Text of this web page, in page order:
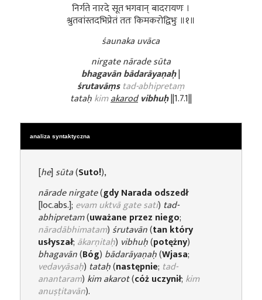
निर्गते नारदे सूत भगवान् बादरायणः ।
श्रुतवांस्तदभिप्रेतं ततः किमकरोद्विभुः ॥१॥
śaunaka uvāca
nirgate nārade sūta
bhagavānbādarāyaṇaḥ|
śrutavāṃstad-abhipretaṃ
tataḥkimakarod vibhuḥ||1.7.1||
analiza syntaktyczna
[he]sūta(Suto!),
nārade nirgate(gdy Narada odszedł
[loc.abs.]; evam uktvā gate sati) tad-
abhipretam(uważane przez niego;
nāradābhimatam)śrutavān(tan który
usłyszał; ākarṇitaḥ) vibhuḥ(potężny)
bhagavān(Bóg) bādarāyaṇaḥ(Wjasa;
vedavyāsaḥ) tataḥ(następnie; tad-
anantaram) kim akarot(cóż uczynił; kim
anuṣṭitavān).